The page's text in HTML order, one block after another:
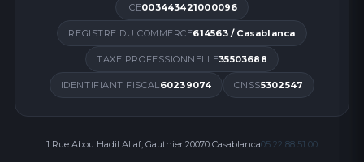
ICE003443421000096
REGISTRE DU COMMERCE614563 / Casablanca
TAXE PROFESSIONNELLE35503688
IDENTIFIANT FISCAL60239074 CNSS5302547
1 Rue Abou Hadil Allaf, Gauthier 20070 Casablanca05 22 88 51 00